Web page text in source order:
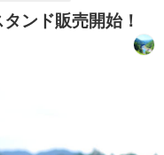
ンド販売開始！